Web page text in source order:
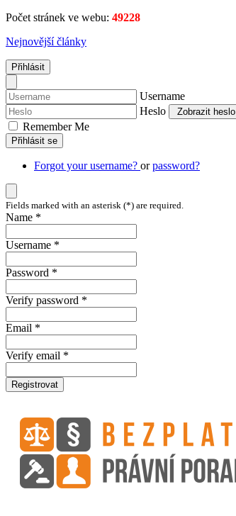
Počet stránek ve webu: 49228
Nejnovější články
Přihlásit
Username
Heslo
Zobrazit heslo
Remember Me
Přihlásit se
Forgot your username? orpassword?
Fields marked with an asterisk (*) are required.
Name *
Username *
Password *
Verify password *
Email *
Verify email *
Registrovat